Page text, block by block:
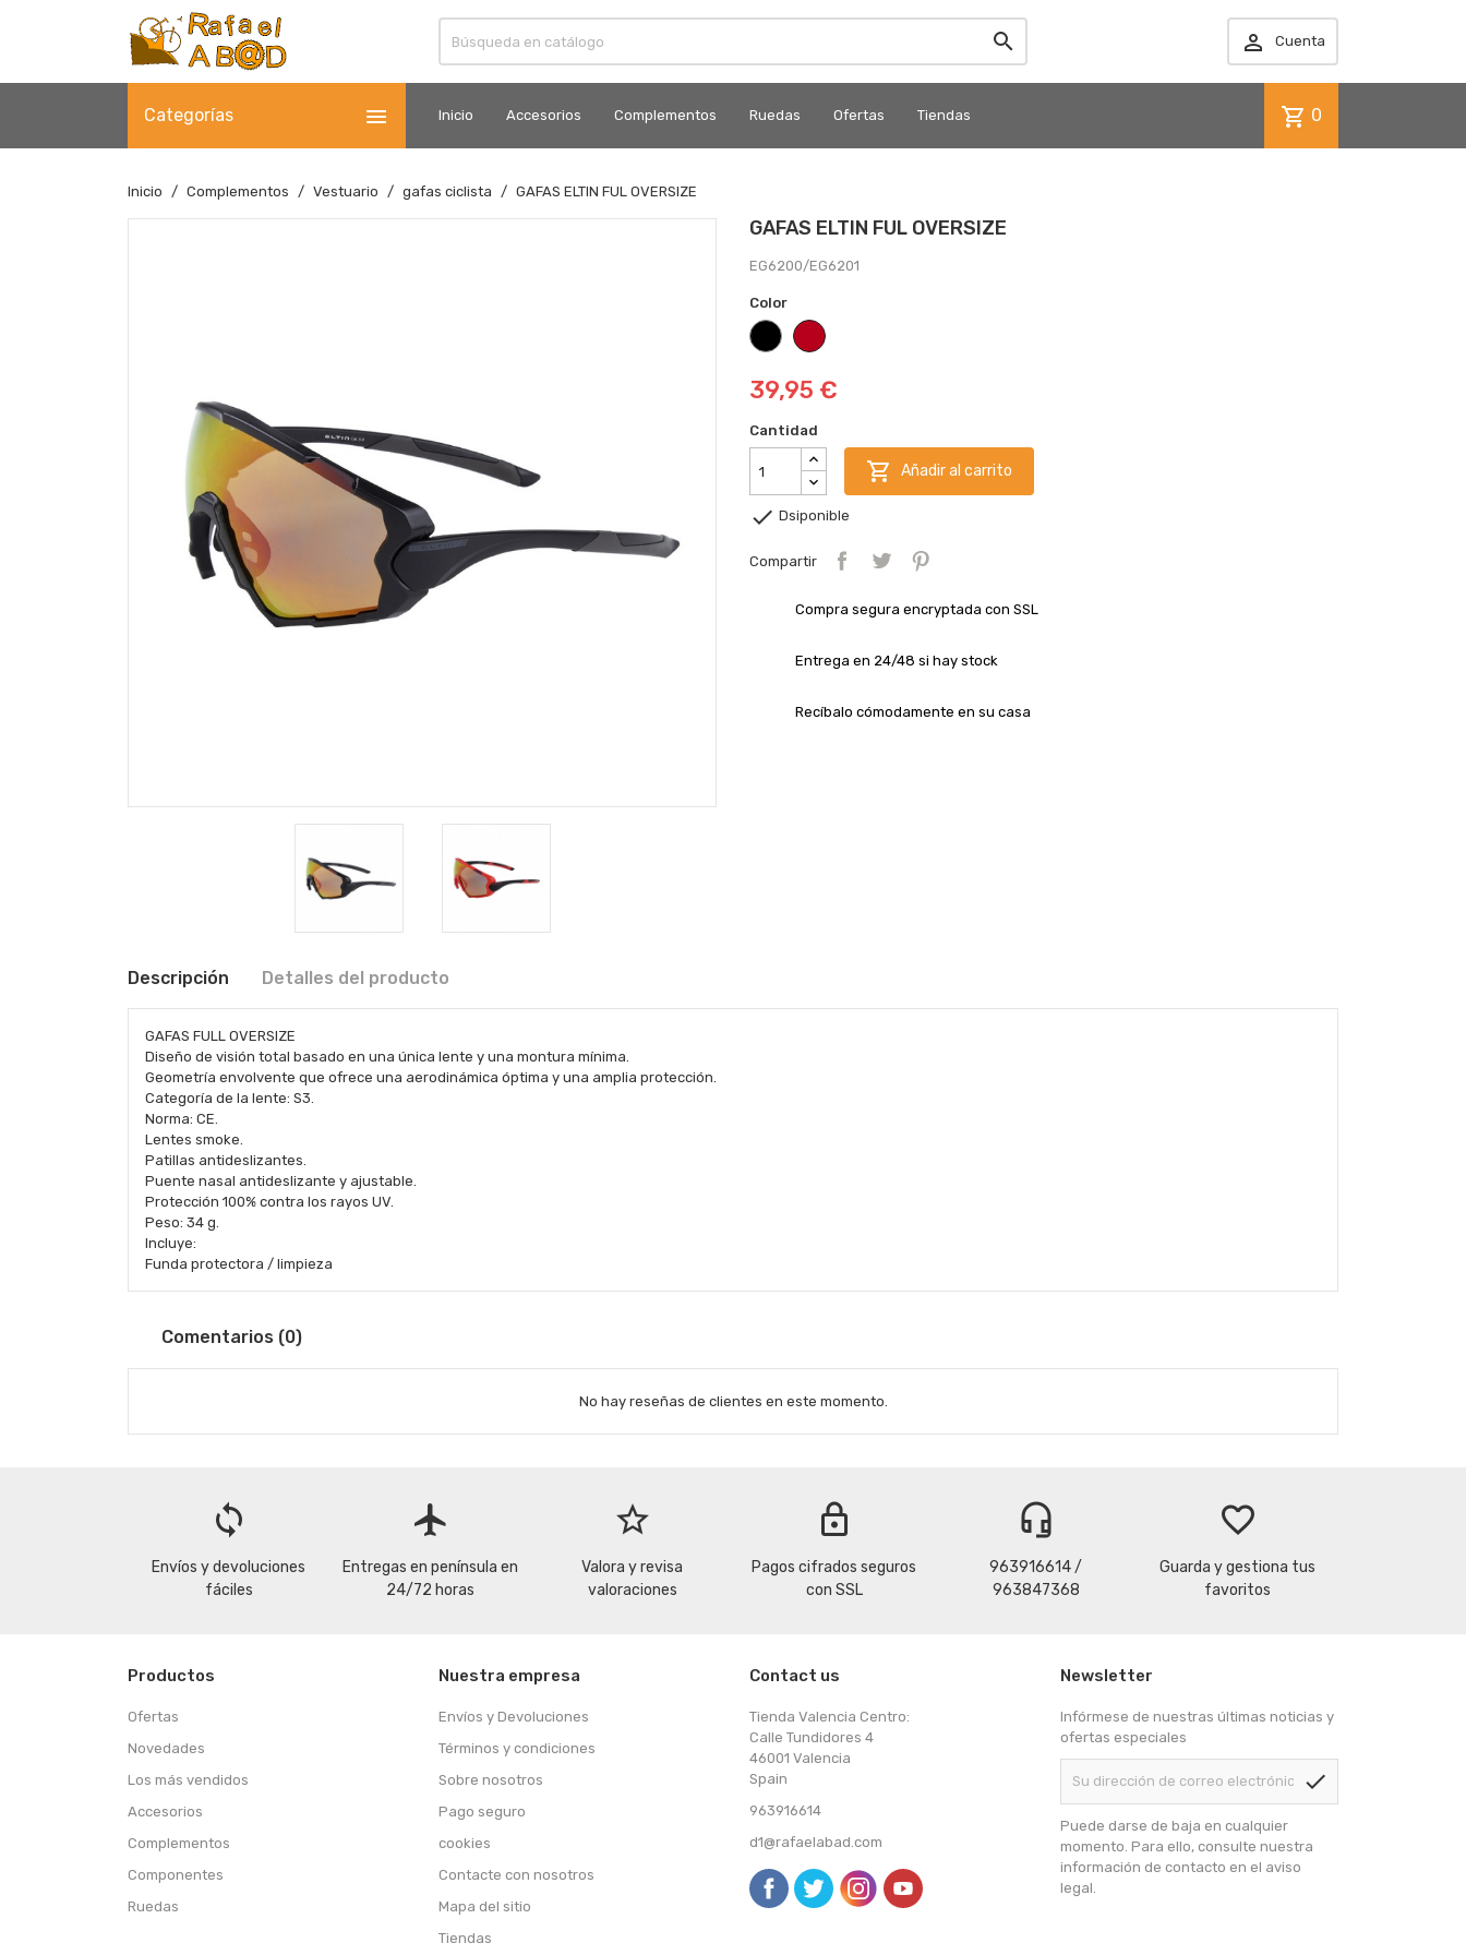
  Cuenta
Categorías  Inicio Accesorios Complementos Ruedas Ofertas Tiendas shopping_cart 0
Inicio Complementos Vestuario gafas ciclista GAFAS ELTIN FUL OVERSIZE
GAFAS ELTIN FUL OVERSIZE
EG6200/EG6201
Color
NegroRojo
39,95 €
Cantidad
 Añadir al carrito
 Dsiponible
Compartir
Compra segura encryptada con SSL
Entrega en 24/48 si hay stock
Recíbalo cómodamente en su casa
Descripción Detalles del producto
GAFAS FULL OVERSIZE
Diseño de visión total basado en una única lente y una montura mínima.
Geometría envolvente que ofrece una aerodinámica óptima y una amplia protección.
Categoría de la lente: S3.
Norma: CE.
Lentes smoke.
Patillas antideslizantes.
Puente nasal antideslizante y ajustable.
Protección 100% contra los rayos UV.
Peso: 34 g.
Incluye:
Funda protectora / limpieza
Comentarios (0)
No hay reseñas de clientes en este momento.
loop
Envíos y devoluciones
fáciles
flight
Entregas en península en
24/72 horas
star_border
Valora y revisa
valoraciones
lock
Pagos cifrados seguros
con SSL
headset_mic
963916614 /
963847368
favorite_border
Guarda y gestiona tus
favoritos
Productos
Ofertas
Novedades
Los más vendidos
Accesorios
Complementos
Componentes
Ruedas
Nuestra empresa
Envíos y Devoluciones
Términos y condiciones
Sobre nosotros
Pago seguro
cookies
Contacte con nosotros
Mapa del sitio
Tiendas
Contact us
Tienda Valencia Centro:
Calle Tundidores 4
46001 Valencia
Spain
963916614
d1@rafaelabad.com
Newsletter
Infórmese de nuestras últimas noticias y
ofertas especiales
check
Puede darse de baja en cualquier
momento. Para ello, consulte nuestra
información de contacto en el aviso
legal.